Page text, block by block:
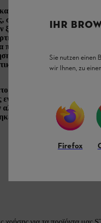
μέσα στον κινητήρα και
συνιστούμε να αλλάζετε το
ξένα σωματίδια στο
προστατεύει τον
πρέπει να αλλαχθεί
για παράδειγμα. Με την
σας από την είσοδο
εργαλείο
ενσωματωμένος στο κουτί
του μπουζί και του
μαζί με το
IHR
Sie nutzen einen
wir Ihnen, zu
Firefox